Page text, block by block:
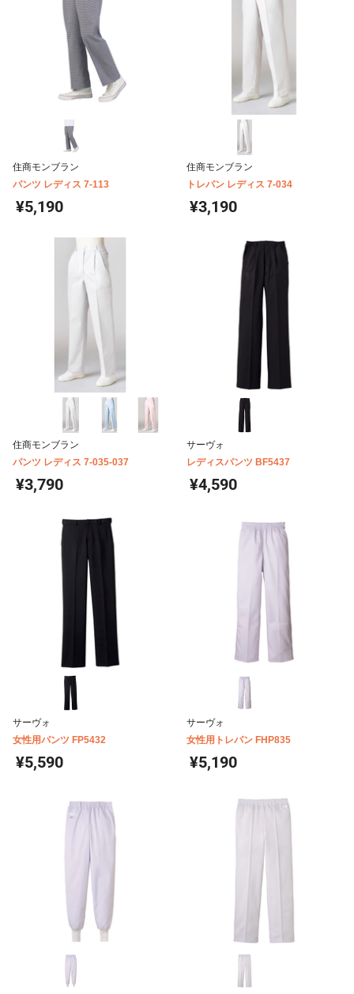
住商モンブラン
パンツ レディス 7-113
¥5,190
住商モンブラン
トレパン レディス 7-034
¥3,190
住商モンブラン
パンツ レディス 7-035-037
¥3,790
サーヴォ
レディスパンツ BF5437
¥4,590
サーヴォ
女性用パンツ FP5432
¥5,590
サーヴォ
女性用トレパン FHP835
¥5,190